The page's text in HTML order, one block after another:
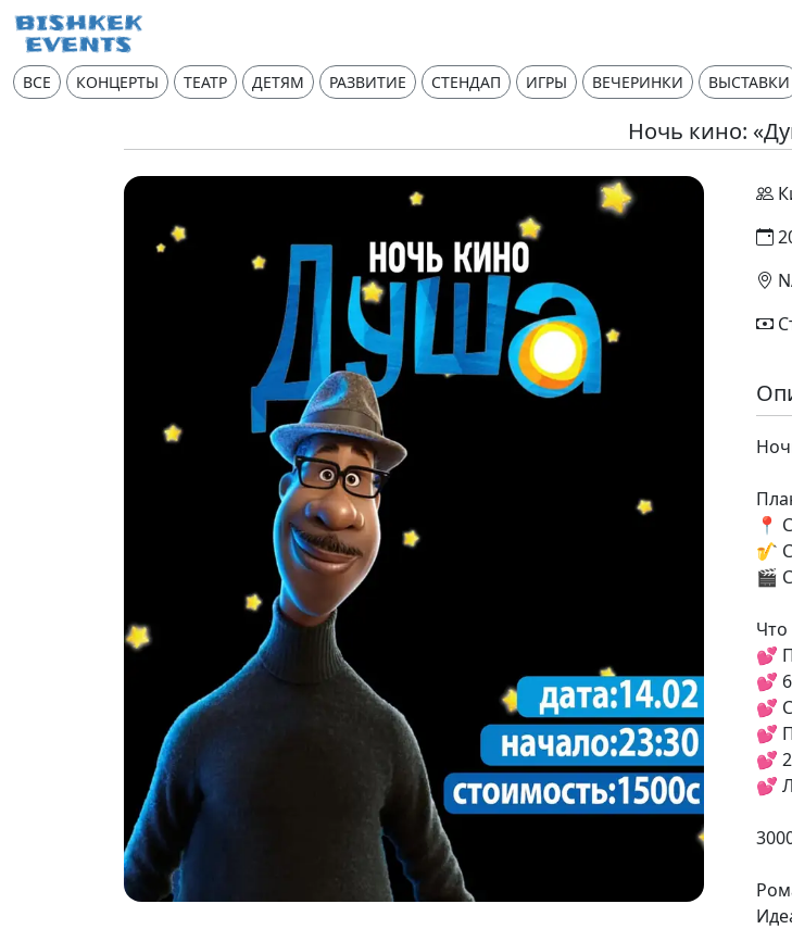
ВСЕ КОНЦЕРТЫ ТЕАТР ДЕТЯМ РАЗВИТИЕ СТЕНДАП ИГРЫ ВЕЧЕРИНКИ ВЫСТАВКИ
Ночь кино:
📍
🎷
🎬
Что
💕
💕
💕
💕
💕
💕